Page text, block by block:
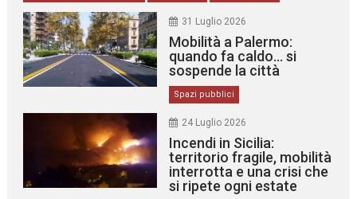
31 Luglio 2026
Mobilità a Palermo:
quando fa caldo… si
sospende la città
Spazi pubblici
24 Luglio 2026
Incendi in Sicilia:
territorio fragile, mobilità
interrotta e una crisi che
si ripete ogni estate